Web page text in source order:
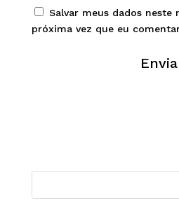
Salvar meus dados neste
próxima vez que eu